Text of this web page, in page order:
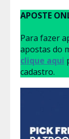
APOSTE
Para fazer
apostas do
clique aqui
cadastro.